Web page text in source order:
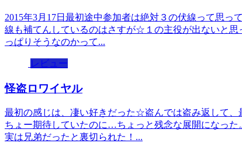
2015年3月17日最初途中参加者は絶対３の伏線って思
線も補てんしているのはさすが☆１の主役が出ないと
っぱりそうなのかって...
レビュー
怪盗ロワイヤル
最初の感じは、凄い好きだった☆盗んでは盗み返して
ちょー期待していたのに…ちょっと残念な展開になった
実は兄弟だったと裏切られた！...